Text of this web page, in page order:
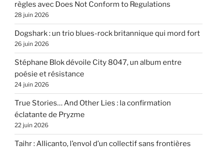
règles avec Does Not Conform to Regulations
28 juin 2026
Dogshark : un trio blues-rock britannique qui mord fort
26 juin 2026
Stéphane Blok dévoile City 8047, un album entre
poésie et résistance
24 juin 2026
True Stories… And Other Lies : la confirmation
éclatante de Pryzme
22 juin 2026
Taihr : Allicanto, l’envol d’un collectif sans frontières